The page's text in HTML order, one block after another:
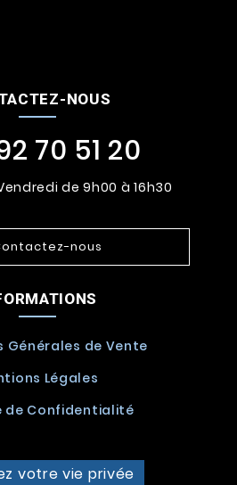
NOUS
70 51 20
de 9h00 à 16h30
nous
Générales de Vente
Légales
de Confidentialité
votre vie privée